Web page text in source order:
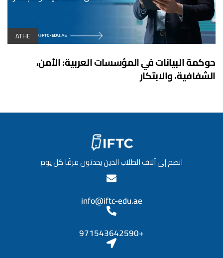
ATHE
حوكمة البيانات في المؤسسات العربية: الأمن،
الشفافية، والابتكار
انضم إلى آلاف الطلاب الذين يحدثون فرقًا كل يوم
info@iftc-edu.ae
+971543642590